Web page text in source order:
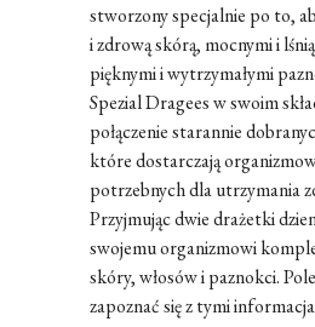
stworzony specjalnie po to,
i zdrową skórą, mocnymi i
pięknymi i wytrzymałymi
Spezial Dragees w swoim
połączenie starannie
które dostarczają
potrzebnych dla utrzymania
Przyjmując dwie drażetki
swojemu organizmowi
skóry, włosów i paznokci.
zapoznać się z tymi